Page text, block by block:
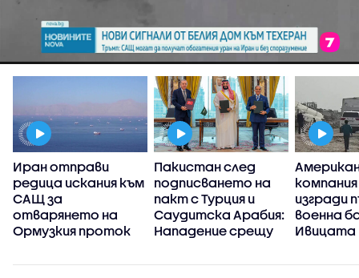
Иран отправи
редица искания към
САЩ за
отварянето на
Ормузкия проток
Пакистан след
подписването на
пакт с Турция и
Саудитска Арабия:
Нападение срещу
ще се смята за
изгради
военна
Ивицата